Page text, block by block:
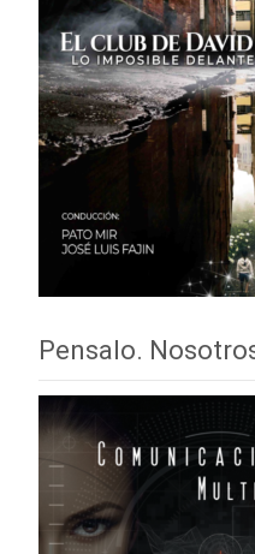
Pensalo.